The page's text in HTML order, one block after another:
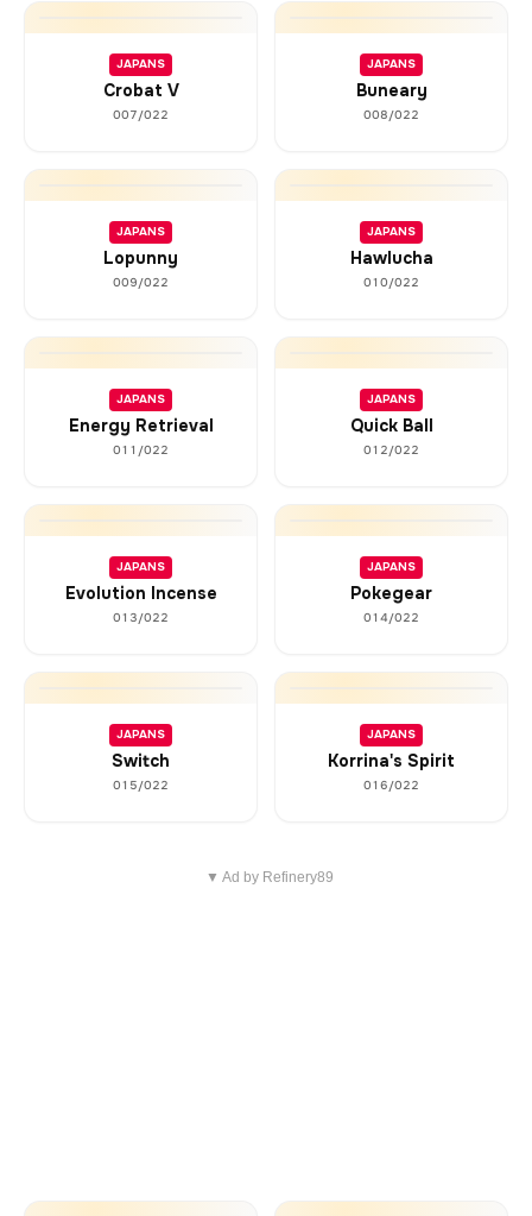
JAPANS
Crobat V
007/022
JAPANS
Buneary
008/022
JAPANS
Lopunny
009/022
JAPANS
Hawlucha
010/022
JAPANS
Energy Retrieval
011/022
JAPANS
Quick Ball
012/022
JAPANS
Evolution Incense
013/022
JAPANS
Pokegear
014/022
JAPANS
Switch
015/022
JAPANS
Korrina's Spirit
016/022
▼ Ad by Refinery89